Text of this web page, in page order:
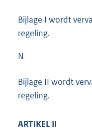
Bijlage I wordt
regeling.
N
Bijlage II wordt
regeling.
ARTIKEL II